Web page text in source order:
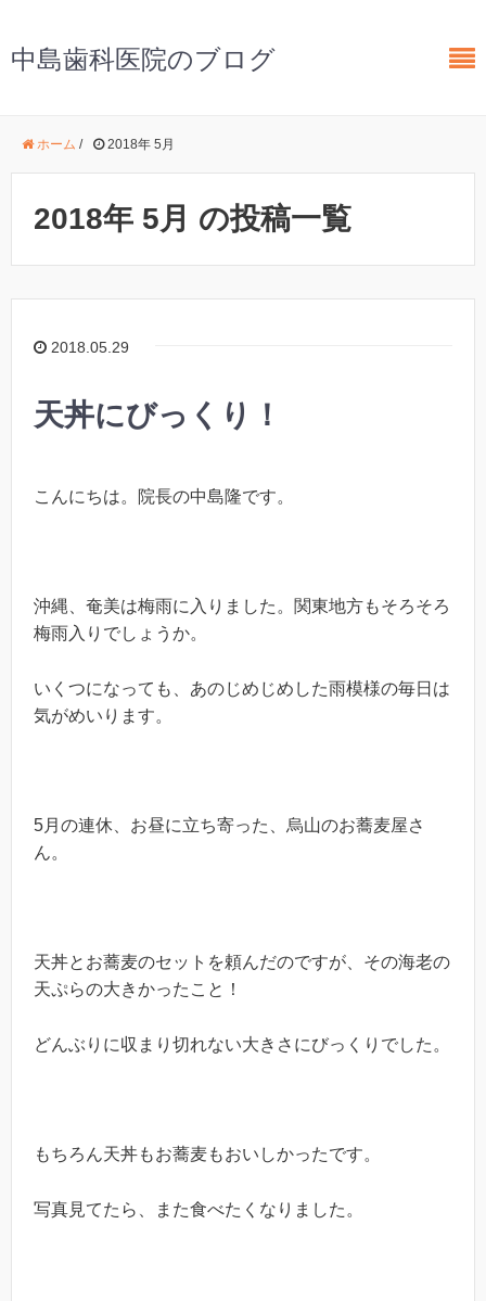
中島歯科医院のブログ
ホーム / 2018年 5月
2018年 5月 の投稿一覧
2018.05.29
天丼にびっくり！
こんにちは。院長の中島隆です。
沖縄、奄美は梅雨に入りました。関東地方もそろそろ
梅雨入りでしょうか。
いくつになっても、あのじめじめした雨模様の毎日は
気がめいります。
5月の連休、お昼に立ち寄った、烏山のお蕎麦屋さ
ん。
天丼とお蕎麦のセットを頼んだのですが、その海老の
天ぷらの大きかったこと！
どんぶりに収まり切れない大きさにびっくりでした。
もちろん天丼もお蕎麦もおいしかったです。
写真見てたら、また食べたくなりました。